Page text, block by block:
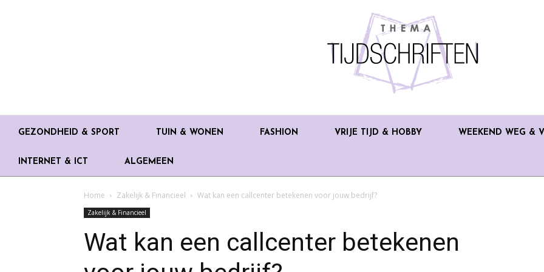
GEZONDHEID & SPORT TUIN & WONEN FASHION VRIJE TIJD & HOBBY WEEKEND WEG &
INTERNET & ICT ALGEMEEN
Home Zakelijk & Financieel Wat kan een callcenter betekenen voor jouw bedrijf?
Zakelijk & Financieel
Wat kan een callcenter betekenen